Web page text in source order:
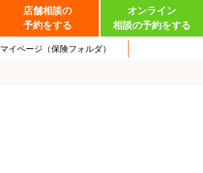
店舗相談の
予約をする
オンライン
相談の予約をする
マイページ （保険フォルダ）